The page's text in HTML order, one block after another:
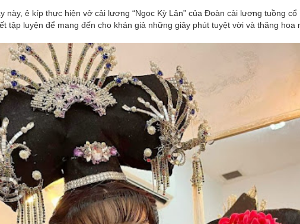
này, ê kíp thực hiện vở cải lương “Ngọc Kỳ Lân” của Đoàn cải lương tuồng cổ
tập luyện để mang đến cho khán giả những giây phút tuyệt vời và thăng hoa